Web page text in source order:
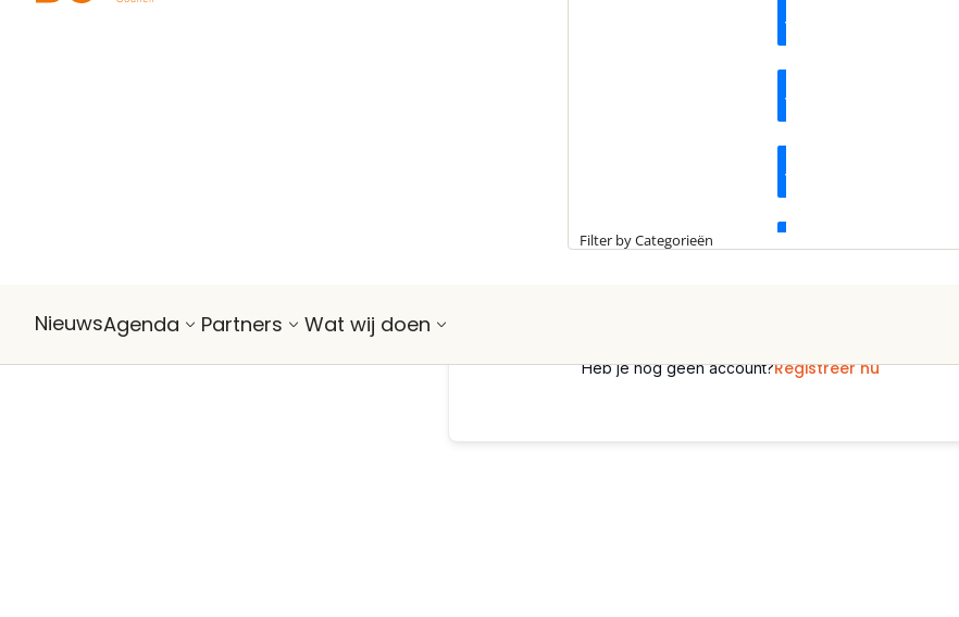
Partnernieuws
Filter by Categorieën
NieuwsAgenda Partners Wat wij doen
Aangemeld blijven Wachtwoord vergeten?
Heb je nog geen account?Registreer nu